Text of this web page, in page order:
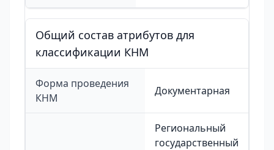
Общий состав атрибутов для
классификации КНМ
Форма проведения
КНМ
Документарная
Региональный
государственный